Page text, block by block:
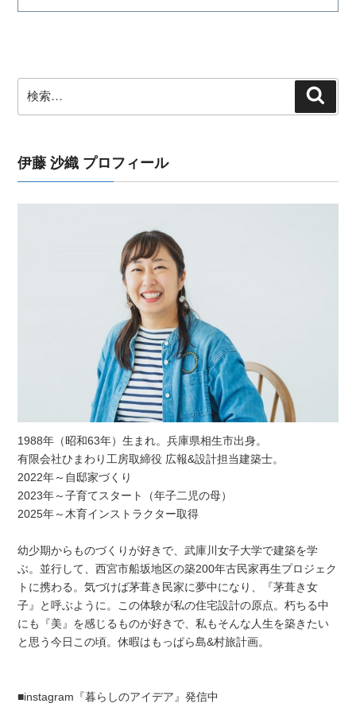
索:
索
伊藤 沙織 プロフィール
1988年（昭和63年）生まれ。兵庫県相生市出身。
有限会社ひまわり工房取締役 広報&設計担当建築士。
2022年～自邸家づくり
2023年～子育てスタート（年子二児の母）
2025年～木育インストラクター取得
幼少期からものづくりが好きで、武庫川女子大学で建築を学
ぶ。並行して、西宮市船坂地区の築200年古民家再生プロジェク
トに携わる。気づけば茅葺き民家に夢中になり、『茅葺き女
子』と呼ぶように。この体験が私の住宅設計の原点。朽ちる中
にも『美』を感じるものが好きで、私もそんな人生を築きたい
と思う今日この頃。休暇はもっぱら島&村旅計画。
■instagram『暮らしのアイデア』発信中